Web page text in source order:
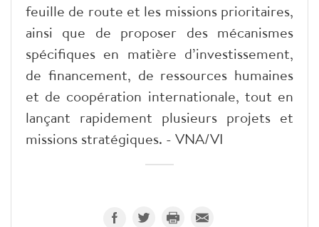
feuille de route et les missions prioritaires,
ainsi que de proposer des mécanismes
spécifiques en matière d’investissement,
de financement, de ressources humaines
et de coopération internationale, tout en
lançant rapidement plusieurs projets et
missions stratégiques. - VNA/VI